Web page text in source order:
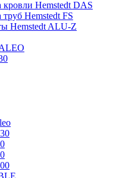
кровли Hemstedt DAS
труб Hemstedt FS
Hemstedt ALU-Z